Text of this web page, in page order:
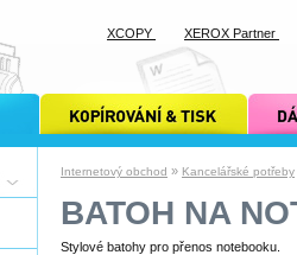
Internetový obchod » Kancelářské potřeby
BATOH NA
Stylové batohy pro přenos notebooku.
kopírování a tisk xcopy dárkové
XCOPY XEROX Partner